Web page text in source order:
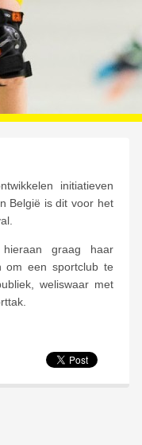
initiatieven
België is dit voor het
graag haar
om een sportclub te
weliswaar met